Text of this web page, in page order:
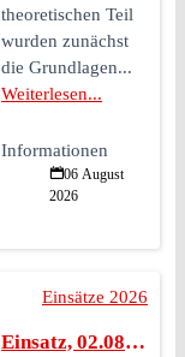
theoretischen Teil
wurden zunächst
die Grundlagen...
Weiterlesen...
Informationen
06 August
2026
Einsätze 2026
Einsatz, 02.08.2026, 17:01 Uhr, F Wald 2